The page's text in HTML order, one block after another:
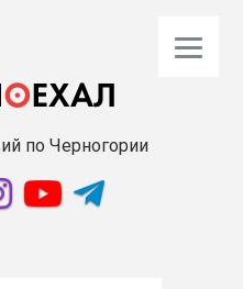
по Черногории